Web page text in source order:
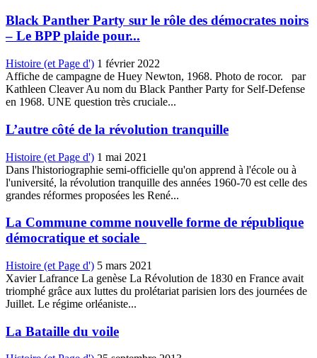
Black Panther Party sur le rôle des démocrates noirs
– Le BPP plaide pour...
Histoire (et Page d') 1 février 2022
Affiche de campagne de Huey Newton, 1968. Photo de rocor. par
Kathleen Cleaver Au nom du Black Panther Party for Self-Defense
en 1968. UNE question très cruciale...
L’autre côté de la révolution tranquille
Histoire (et Page d') 1 mai 2021
Dans l'historiographie semi-officielle qu'on apprend à l'école ou à
l'université, la révolution tranquille des années 1960-70 est celle des
grandes réformes proposées les René...
La Commune comme nouvelle forme de république
démocratique et sociale
Histoire (et Page d') 5 mars 2021
Xavier Lafrance La genèse La Révolution de 1830 en France avait
triomphé grâce aux luttes du prolétariat parisien lors des journées de
Juillet. Le régime orléaniste...
La Bataille du voile